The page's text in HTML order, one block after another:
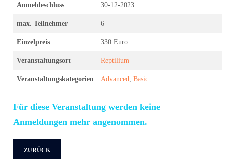
Anmeldeschluss 30-12-2023
max. Teilnehmer 6
Einzelpreis 330 Euro
Veranstaltungsort Reptilium
Veranstaltungskategorien Advanced, Basic
Für diese Veranstaltung werden keine
Anmeldungen mehr angenommen.
ZURÜCK